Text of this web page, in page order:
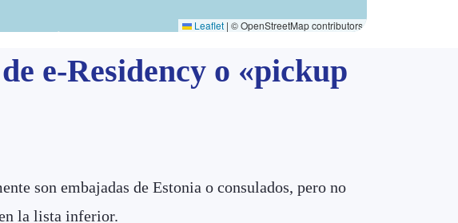
Leaflet | © OpenStreetMap contributors
e-Residency o «pickup
son embajadas de Estonia o consulados, pero no
la lista inferior.